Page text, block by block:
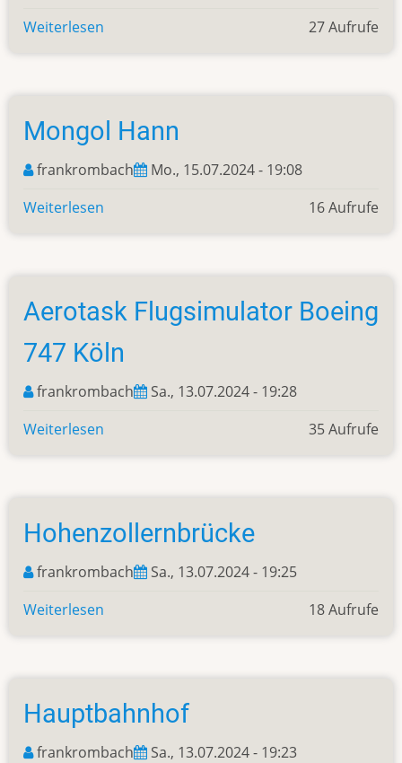
Weiterlesen
27 Aufrufe
Mongol Hann
frankrombach
Mo., 15.07.2024 - 19:08
Weiterlesen
16 Aufrufe
Aerotask Flugsimulator Boeing
747 Köln
frankrombach
Sa., 13.07.2024 - 19:28
Weiterlesen
Boeing
Köln
35 Aufrufe
Hohenzollernbrücke
frankrombach
Sa., 13.07.2024 - 19:25
Weiterlesen
18 Aufrufe
Hauptbahnhof
frankrombach
Sa., 13.07.2024 - 19:23